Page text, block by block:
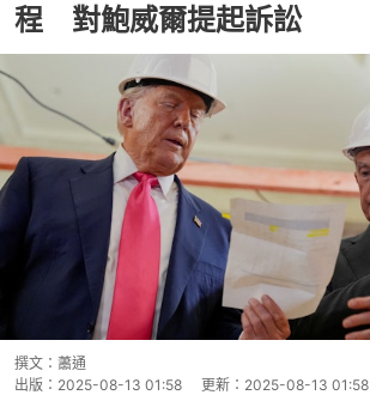
程 對鮑威爾提起訴訟
撰文： 蕭通
出版： 2025-08-13 01:58 更新： 2025-08-13 01:58